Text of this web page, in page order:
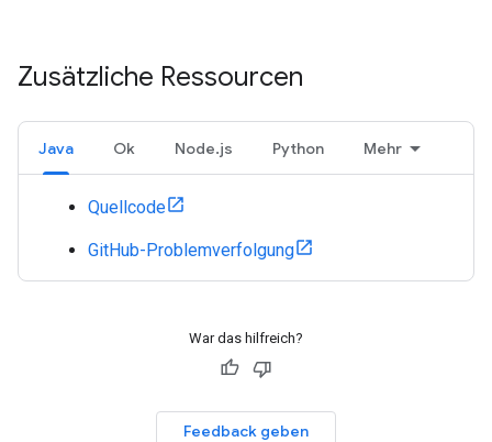
Zusätzliche Ressourcen
Java Ok Node.js Python Mehr
Quellcode
GitHub-Problemverfolgung
War das hilfreich?
Feedback geben